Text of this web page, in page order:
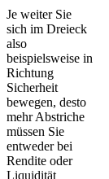
Je weiter Sie
sich im Dreieck
also
beispielsweise in
Richtung
Sicherheit
bewegen, desto
mehr Abstriche
müssen Sie
entweder bei
Rendite oder
Liquidität